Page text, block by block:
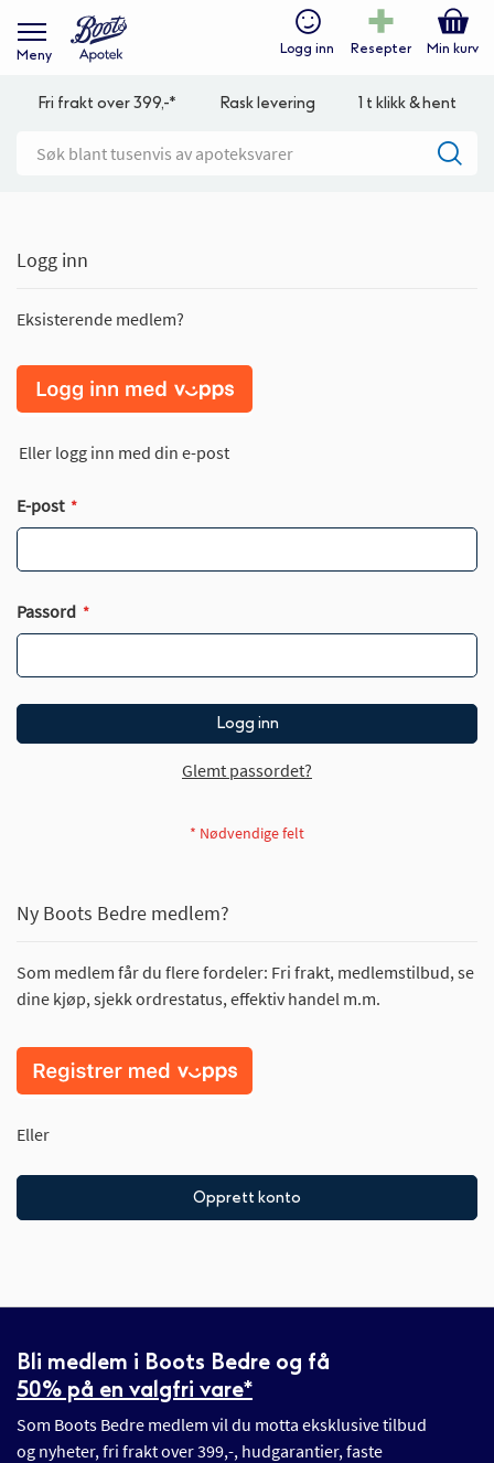
Meny Logg inn Resepter Min kurv
Fri frakt over 399,-* Rask levering 1 t klikk & hent
Logg inn
Eksisterende medlem?
Eller logg inn med din e-post
E-post
Passord
Logg inn
Glemt passordet?
Ny Boots Bedre medlem?
Som medlem får du flere fordeler: Fri frakt, medlemstilbud, se
dine kjøp, sjekk ordrestatus, effektiv handel m.m.
Eller
Opprett konto
Bli medlem i Boots Bedre og få
50% på en valgfri vare*
Som Boots Bedre medlem vil du motta eksklusive tilbud
og nyheter, fri frakt over 399,-, hudgarantier, faste